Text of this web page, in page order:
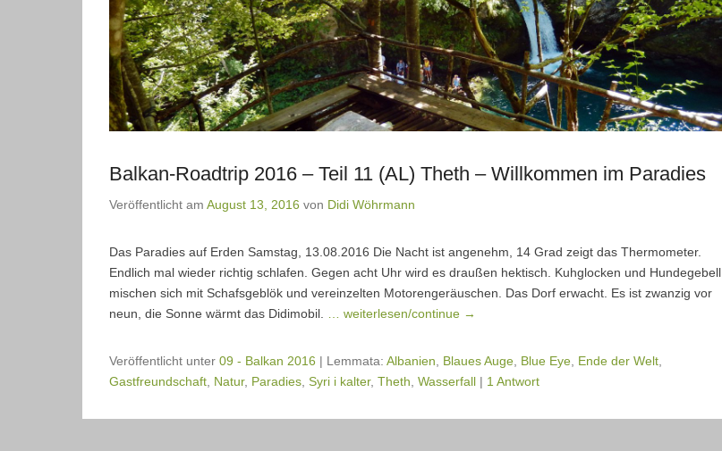
Balkan-Roadtrip 2016 – Teil 11 (AL) Theth – Willkommen im Paradies
Veröffentlicht am August 13, 2016 von Didi Wöhrmann
Das Paradies auf Erden Samstag, 13.08.2016 Die Nacht ist angenehm, 14 Grad zeigt das Thermometer.
Endlich mal wieder richtig schlafen. Gegen acht Uhr wird es draußen hektisch. Kuhglocken und Hundegebell
mischen sich mit Schafsgeblök und vereinzelten Motorengeräuschen. Das Dorf erwacht. Es ist zwanzig vor
neun, die Sonne wärmt das Didimobil.
… weiterlesen/continue →
Veröffentlicht unter 09 - Balkan 2016 | Lemmata: Albanien Blaues Auge Blue Eye Ende der Welt
Gastfreundschaft Natur, Paradies Syri i kalter, Theth Wasserfall | 1 Antwort